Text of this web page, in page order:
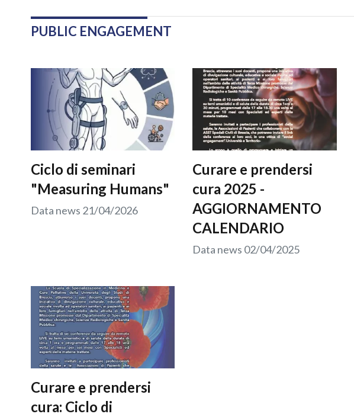
PUBLIC ENGAGEMENT
Ciclo di seminari
"Measuring Humans"
Data news 21/04/2026
Curare e prendersi
cura 2025 -
AGGIORNAMENTO
CALENDARIO
Data news 02/04/2025
Curare e prendersi
cura: Ciclo di